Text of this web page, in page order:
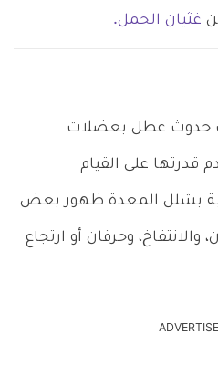
غثيان الحمل.
حدوث عطل بعضلات
قدرتها على القيام
بشلل المعدة ظهور بعض
والانتفاخ، وحرقان أو ارتجاع